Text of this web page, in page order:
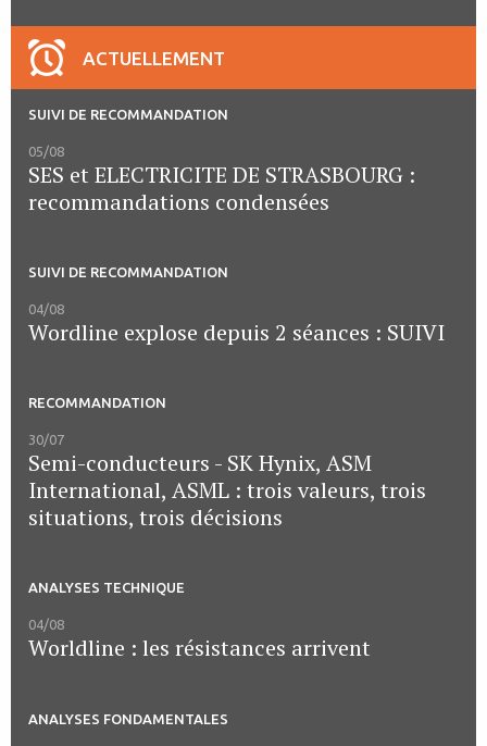
ACTUELLEMENT
SUIVI DE RECOMMANDATION
05/08
SES et ELECTRICITE DE STRASBOURG :
recommandations condensées
SUIVI DE RECOMMANDATION
04/08
Wordline explose depuis 2 séances : SUIVI
RECOMMANDATION
30/07
Semi-conducteurs - SK Hynix, ASM
International, ASML : trois valeurs, trois
situations, trois décisions
ANALYSES TECHNIQUE
04/08
Worldline : les résistances arrivent
ANALYSES FONDAMENTALES